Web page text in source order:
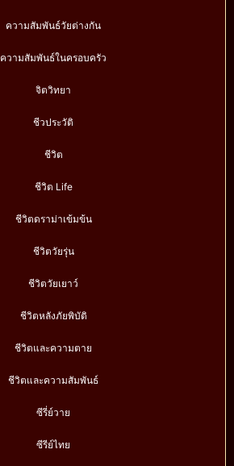
ความสัมพันธ์วัยต่างกัน
ความสัมพันธ์ในครอบครัว
จิตวิทยา
ชีวประวัติ
ชีวิต
ชีวิต Life
ชีวิตดราม่าเข้มข้น
ชีวิตวัยรุ่น
ชีวิตวัยเยาว์
ชีวิตหลังภัยพิบัติ
ชีวิตและความตาย
ชีวิตและความสัมพันธ์
ซีรี่ย์วาย
ซีรีย์ไทย